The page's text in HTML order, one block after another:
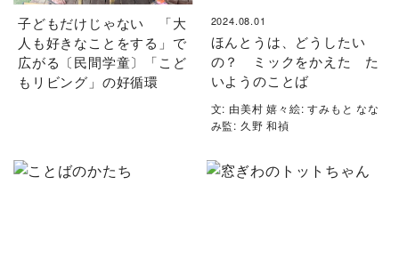
子どもだけじゃない 「大
人も好きなことをする」で
広がる〔民間学童〕「こど
もリビング」の好循環
2024.08.01
ほんとうは、どうしたい
の？ ミックをかえた た
いようのことば
文: 由美村 嬉々絵: すみもと なな
み監: 久野 和禎